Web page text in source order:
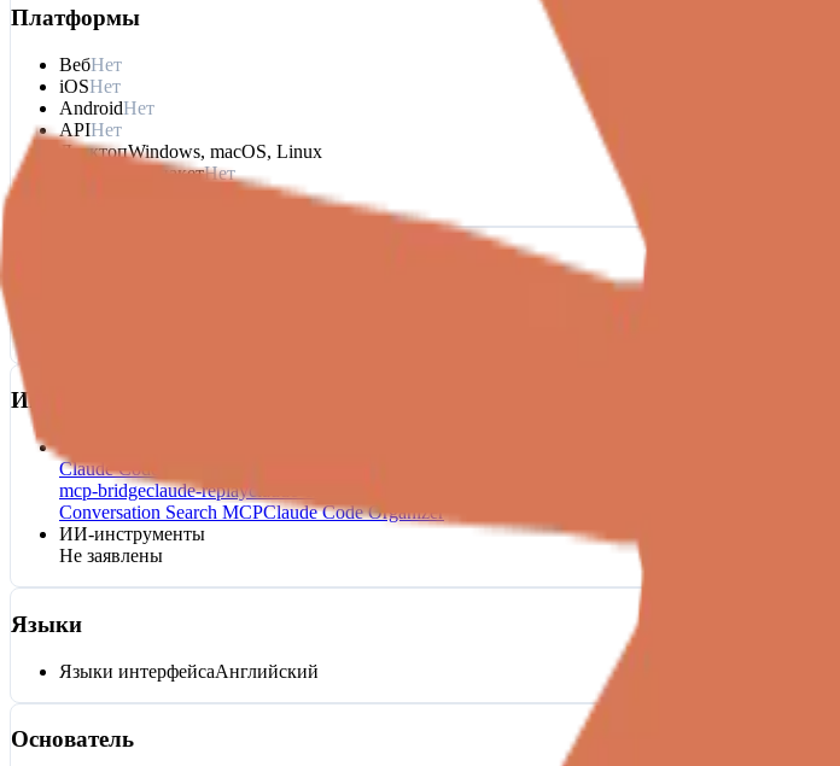
Платформы
ВебНет
iOSНет
AndroidНет
APIНет
ДесктопWindows, macOS, Linux
Серверный пакетНет
Интеграции с ИИ
Claude Code Explorer MCP
mcp-bridgeclaude-replayclaude-code-organizer
Conversation Search MCPClaude Code Organizer
ИИ-инструменты
Не заявлены
Языки
Языки интерфейсаАнглийский
Основатель